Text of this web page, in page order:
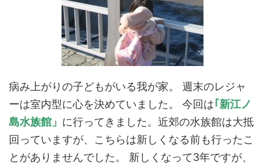
病み上がりの子どもがいる我が家。 週末のレジャ
ーは室内型に心を決めていました。 今回は｢新江ノ
島水族館」 に行ってきました。近郊の水族館は大抵
回っていますが、こちらは新しくなる前も行ったこ
とがありませんでした。 新しくなって3年ですが、